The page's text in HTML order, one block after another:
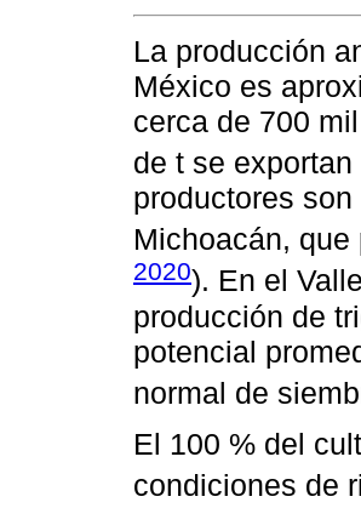
La producción
México es
cerca de 700
de t se exportan
productores
Michoacán,
2020). En el
producción de
potencial
normal de
El 100 % del
condiciones de